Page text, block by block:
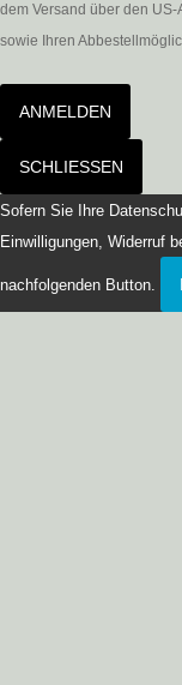
dem Versand über den
sowie Ihren
ANMELDEN
SCHLIESSEN
Sofern Sie Ihre
Einwilligungen, Widerruf
nachfolgenden Button.